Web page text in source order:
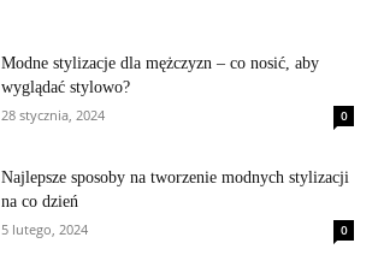
Modne stylizacje dla mężczyzn – co nosić, aby
wyglądać stylowo?
28 stycznia, 2024
0
Najlepsze sposoby na tworzenie modnych stylizacji
na co dzień
5 lutego, 2024
0